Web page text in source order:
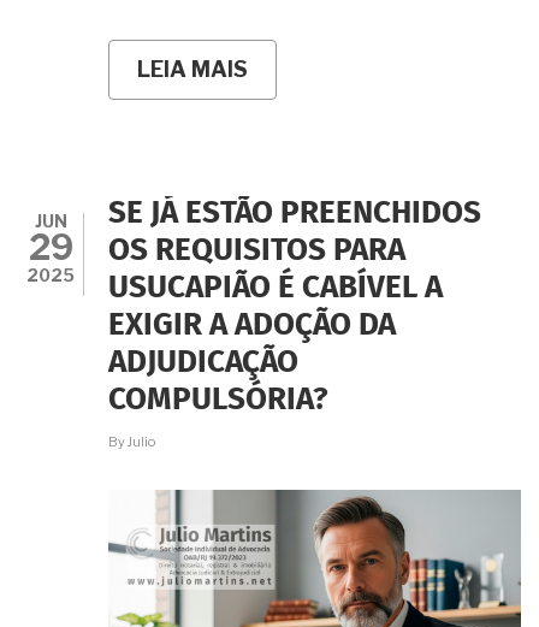
LEIA MAIS
ADJUDICAÇÃO
INDIVIDUALIZAÇÃO
DO
IMÓVEL
É
CRUCIAL
PARA
O
REGISTRO?
JUN
29
2025
SE JÁ ESTÃO PREENCHIDOS
OS REQUISITOS PARA
USUCAPIÃO É CABÍVEL A
EXIGIR A ADOÇÃO DA
ADJUDICAÇÃO
COMPULSÓRIA?
ByJulio